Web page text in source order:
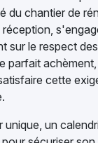
du chantier de
sur le respect
parfait
cette
unique, un